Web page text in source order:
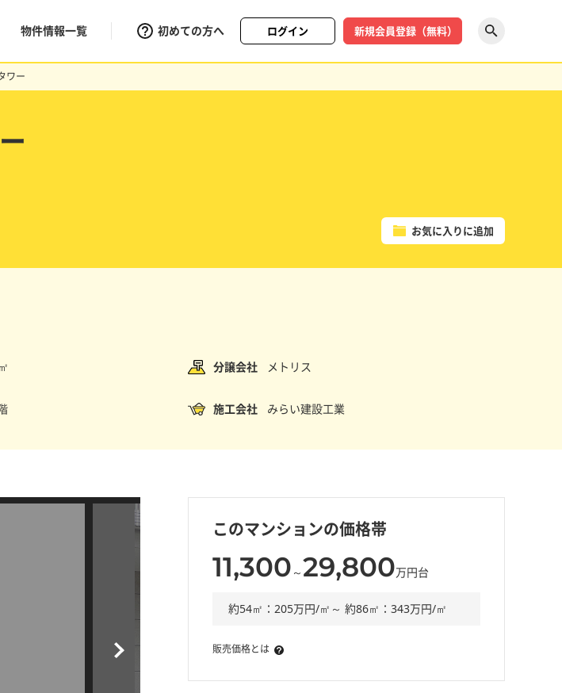
物件情報一覧 初めての方へ ログイン 新規会員登録（無料）
ワー
お気に入りに追加
分譲会社 メトリス
施工会社 みらい建設工業
このマンションの価格帯
11,300 ～29,800万円台
約54㎡：205万円/㎡～ 約86㎡：343万円/㎡
販売価格とは